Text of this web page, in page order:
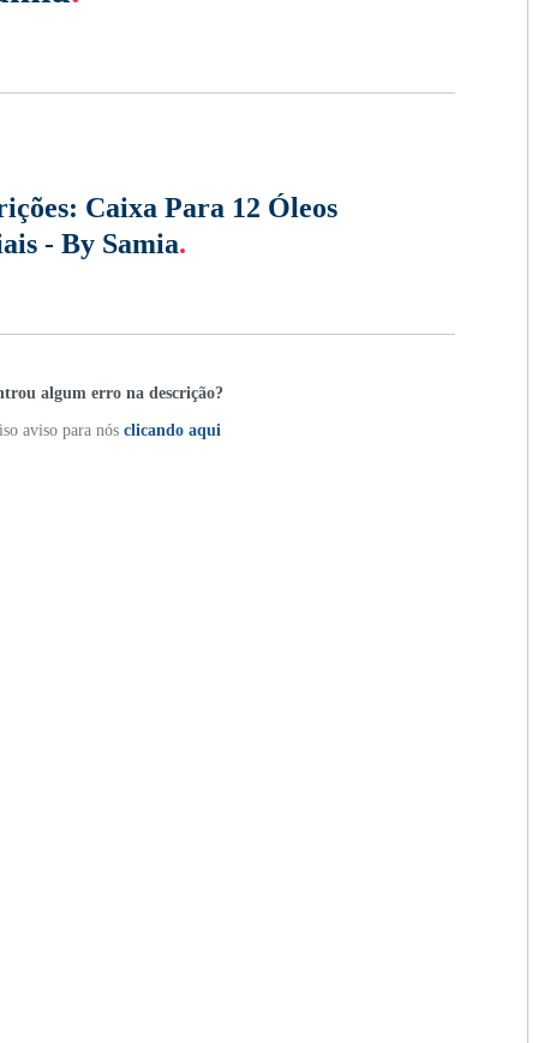
Caixa Para 12 Óleos
- By Samia.
algum erro na descrição?
aviso para nós clicando aqui